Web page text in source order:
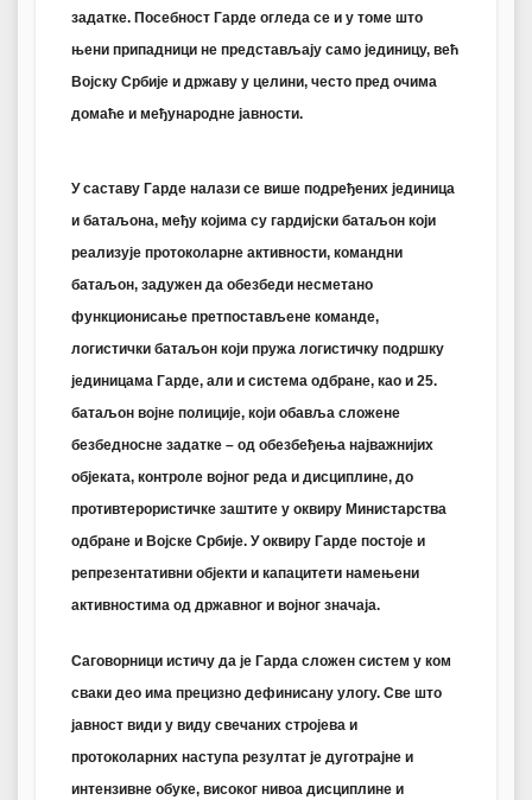
задатке. Посебност Гарде огледа се и у томе што
њени припадници не представљају само јединицу, већ
Војску Србије и државу у целини, често пред очима
домаће и међународне јавности.
У саставу Гарде налази се више подређених јединица
и батаљона, међу којима су гардијски батаљон који
реализује протоколарне активности, командни
батаљон, задужен да обезбеди несметано
функционисање претпостављене команде,
логистички батаљон који пружа логистичку подршку
јединицама Гарде, али и система одбране, као и 25.
батаљон војне полиције, који обавља сложене
безбедносне задатке – од обезбеђења најважнијих
објеката, контроле војног реда и дисциплине, до
противтерористичке заштите у оквиру Министарства
одбране и Војске Србије. У оквиру Гарде постоје и
репрезентативни објекти и капацитети намењени
активностима од државног и војног значаја.
Саговорници истичу да је Гарда сложен систем у ком
сваки део има прецизно дефинисану улогу. Све што
јавност види у виду свечаних стројева и
протоколарних наступа резултат је дуготрајне и
интензивне обуке, високог нивоа дисциплине и